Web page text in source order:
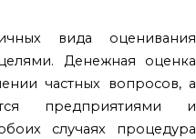
вида оценивания
Денежная оценка
частных вопросов, а
предприятиями и
случаях процедура